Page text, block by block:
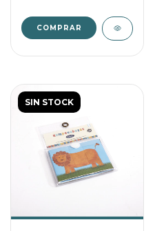
SIN STOCK